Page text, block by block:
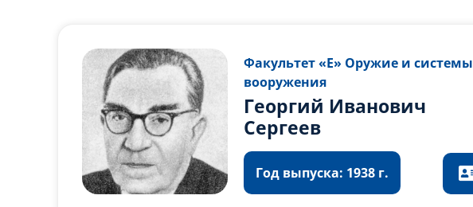
Факультет «Е» Оружие и системы
вооружения
Георгий Иванович
Сергеев
Год выпуска: 1938 г.